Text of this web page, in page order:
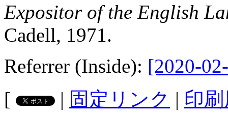
Expositor of the English
Cadell, 1971.
Referrer (Inside): [2020-
[
| 固定リンク | 印